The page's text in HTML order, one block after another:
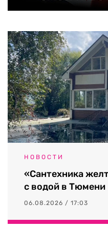
НОВОСТИ
«Сантехника
с водой в Тюмени
06.08.2026 / 17:03